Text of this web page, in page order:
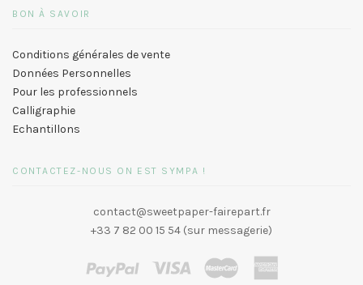
BON À SAVOIR
Conditions générales de vente
Données Personnelles
Pour les professionnels
Calligraphie
Echantillons
CONTACTEZ-NOUS ON EST SYMPA !
contact@sweetpaper-fairepart.fr
+33 7 82 00 15 54 (sur messagerie)